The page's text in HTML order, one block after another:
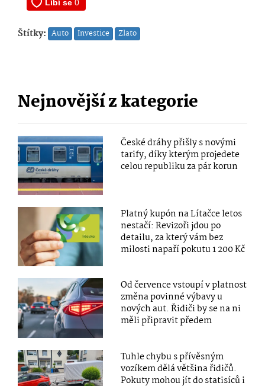
Štítky: Auto Investice Zlato
Nejnovější z kategorie
České dráhy přišly s novými
tarify, díky kterým projedete
celou republiku za pár korun
Platný kupón na Lítačce letos
nestačí: Revizoři jdou po
detailu, za který vám bez
milosti napaří pokutu 1 200 Kč
Od července vstoupí v platnost
změna povinné výbavy u
nových aut. Řidiči by se na ni
měli připravit předem
Tuhle chybu s přívěsným
vozíkem dělá většina řidičů.
Pokuty mohou jít do statisíců i